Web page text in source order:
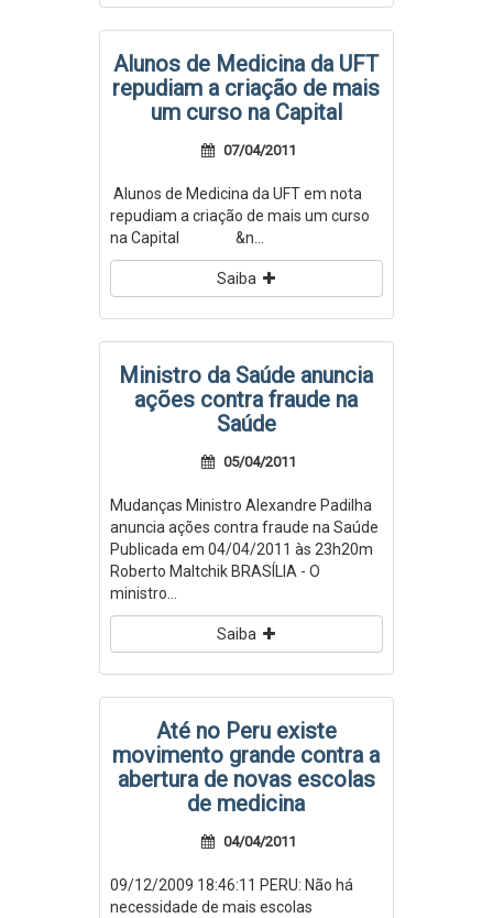
Alunos de Medicina da UFT
repudiam a criação de mais
um curso na Capital
07/04/2011
Alunos de Medicina da UFT em nota
repudiam a criação de mais um curso
na Capital &n...
Saiba
Ministro da Saúde anuncia
ações contra fraude na
Saúde
05/04/2011
Mudanças Ministro Alexandre Padilha
anuncia ações contra fraude na Saúde
Publicada em 04/04/2011 às 23h20m
Roberto Maltchik BRASÍLIA - O
ministro...
Saiba
Até no Peru existe
movimento grande contra a
abertura de novas escolas
de medicina
04/04/2011
09/12/2009 18:46:11 PERU: Não há
necessidade de mais escolas